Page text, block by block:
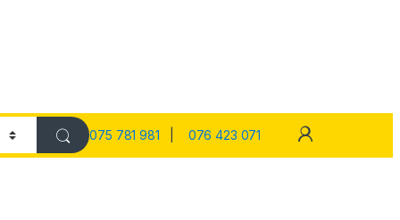
075 781 981 076 423 071